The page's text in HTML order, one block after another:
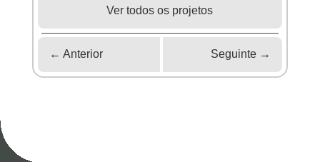
Ver todos os projetos
← Anterior Seguinte →